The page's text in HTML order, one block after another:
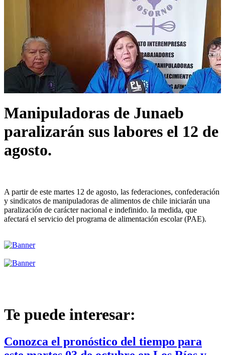
Manipuladoras de Junaeb
paralizarán sus labores el 12 de
agosto.
A partir de este martes 12 de agosto, las federaciones, confederación
y sindicatos de manipuladoras de alimentos de chile iniciarán una
paralización de carácter nacional e indefinido. la medida, que
afectará el servicio del programa de alimentación escolar (PAE).
Te puede interesar:
Conozca el pronóstico del tiempo para